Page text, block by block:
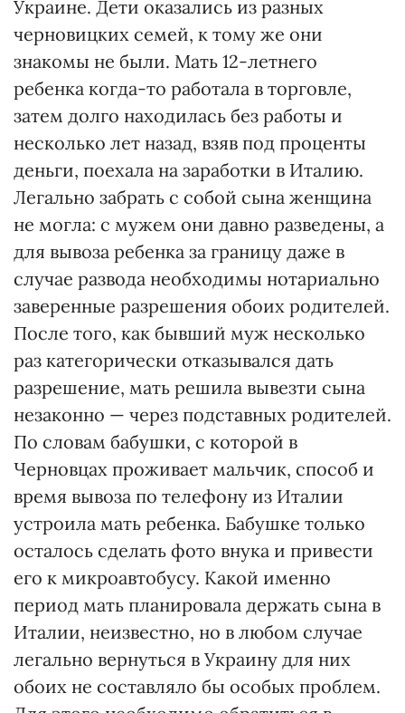
Украине. Дети оказались из разных
черновицких семей, к тому же они
знакомы не были. Мать 12-летнего
ребенка когда-то работала в торговле,
затем долго находилась без работы и
несколько лет назад, взяв под проценты
деньги, поехала на заработки в Италию.
Легально забрать с собой сына женщина
не могла: с мужем они давно разведены, а
для вывоза ребенка за границу даже в
случае развода необходимы нотариально
заверенные разрешения обоих родителей.
После того, как бывший муж несколько
раз категорически отказывался дать
разрешение, мать решила вывезти сына
незаконно — через подставных родителей.
По словам бабушки, с которой в
Черновцах проживает мальчик, способ и
время вывоза по телефону из Италии
устроила мать ребенка. Бабушке только
осталось сделать фото внука и привести
его к микроавтобусу. Какой именно
период мать планировала держать сына в
Италии, неизвестно, но в любом случае
легально вернуться в Украину для них
обоих не составляло бы особых проблем.